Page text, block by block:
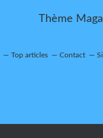
Thème
Top articles Contact